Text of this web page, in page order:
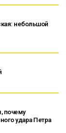
небольшой
почему
удара Петра